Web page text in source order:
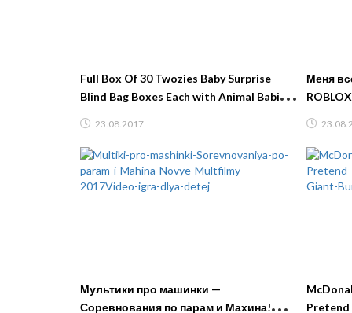
Full Box Of 30 Twozies Baby Surprise
Blind Bag Boxes Each with Animal Babies
23.08.2017
Меня
Мультики про машинки —
Соревнования по парам и Махина!
Pretend